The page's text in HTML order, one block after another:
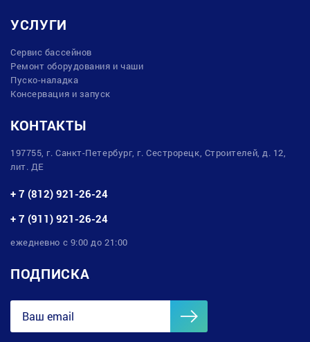
УСЛУГИ
Сервис бассейнов
Ремонт оборудования и чаши
Пуско-наладка
Консервация и запуск
КОНТАКТЫ
197755, г. Санкт-Петербург, г. Сестрорецк, Строителей, д. 12,
лит. ДЕ
+ 7 (812) 921-26-24
+ 7 (911) 921-26-24
ежедневно с 9:00 до 21:00
ПОДПИСКА